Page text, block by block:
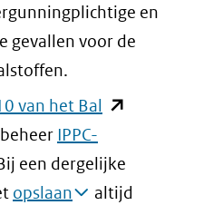
en
gevallen voor de
van het Bal (opent
nieuw
venster)
IPPC-
een dergelijke
opslaan
altijd